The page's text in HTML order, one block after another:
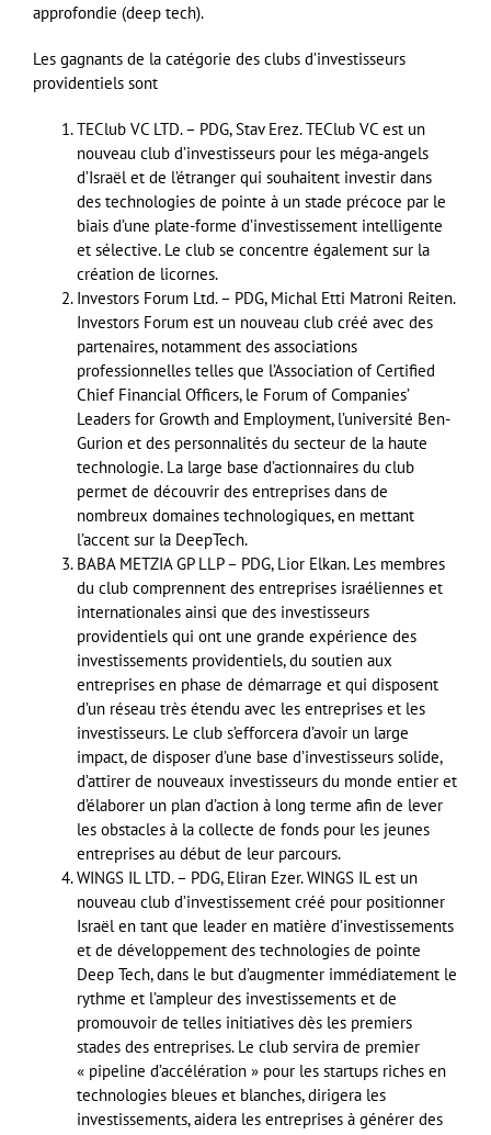
approfondie (deep tech).
Les gagnants de la catégorie des clubs d’investisseurs
providentiels sont
TEClub VC LTD. – PDG, Stav Erez. TEClub VC est un
nouveau club d’investisseurs pour les méga-angels
d’Israël et de l’étranger qui souhaitent investir dans
des technologies de pointe à un stade précoce par le
biais d’une plate-forme d’investissement intelligente
et sélective. Le club se concentre également sur la
création de licornes.
Investors Forum Ltd. – PDG, Michal Etti Matroni Reiten.
Investors Forum est un nouveau club créé avec des
partenaires, notamment des associations
professionnelles telles que l’Association of Certified
Chief Financial Officers, le Forum of Companies’
Leaders for Growth and Employment, l’université Ben-
Gurion et des personnalités du secteur de la haute
technologie. La large base d’actionnaires du club
permet de découvrir des entreprises dans de
nombreux domaines technologiques, en mettant
l’accent sur la DeepTech.
BABA METZIA GP LLP – PDG, Lior Elkan. Les membres
du club comprennent des entreprises israéliennes et
internationales ainsi que des investisseurs
providentiels qui ont une grande expérience des
investissements providentiels, du soutien aux
entreprises en phase de démarrage et qui disposent
d’un réseau très étendu avec les entreprises et les
investisseurs. Le club s’efforcera d’avoir un large
impact, de disposer d’une base d’investisseurs solide,
d’attirer de nouveaux investisseurs du monde entier et
d’élaborer un plan d’action à long terme afin de lever
les obstacles à la collecte de fonds pour les jeunes
entreprises au début de leur parcours.
WINGS IL LTD. – PDG, Eliran Ezer. WINGS IL est un
nouveau club d’investissement créé pour positionner
Israël en tant que leader en matière d’investissements
et de développement des technologies de pointe
Deep Tech, dans le but d’augmenter immédiatement le
rythme et l’ampleur des investissements et de
promouvoir de telles initiatives dès les premiers
stades des entreprises. Le club servira de premier
« pipeline d’accélération » pour les startups riches en
technologies bleues et blanches, dirigera les
investissements, aidera les entreprises à générer des